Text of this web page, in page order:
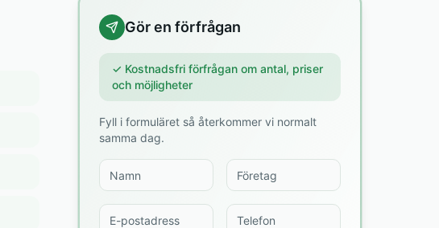
Gör en förfrågan
✓ Kostnadsfri förfrågan om antal, priser
och möjligheter
Fyll i formuläret så återkommer vi normalt
samma dag.